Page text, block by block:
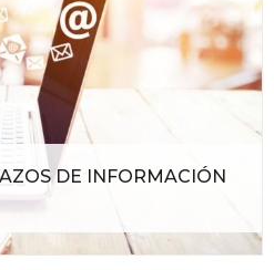
DE INFORMACIÓN